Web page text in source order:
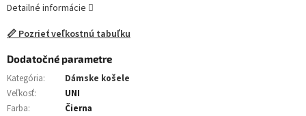
Detailné informácie
📏 Pozrieť veľkostnú tabuľku
Dodatočné parametre
Kategória:
Dámske košele
Veľkosť:
UNI
Farba:
Čierna